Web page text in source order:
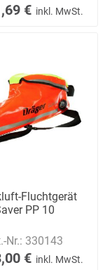
€ inkl. MwSt.
Fluchtgerät
PP 10
Nr.: 330143
€ inkl. MwSt.